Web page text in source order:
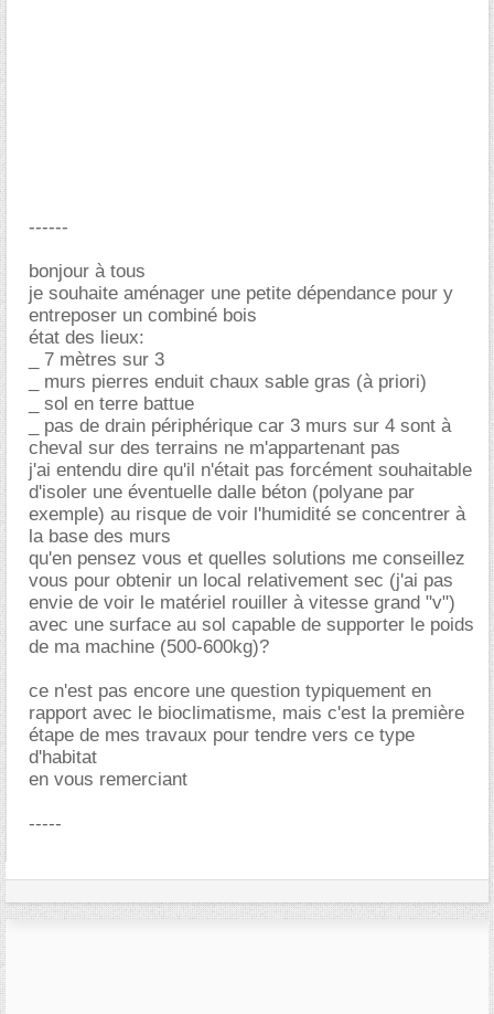
------
bonjour à tous
je souhaite aménager une petite dépendance pour y
entreposer un combiné bois
état des lieux:
_ 7 mètres sur 3
_ murs pierres enduit chaux sable gras (à priori)
_ sol en terre battue
_ pas de drain périphérique car 3 murs sur 4 sont à
cheval sur des terrains ne m'appartenant pas
j'ai entendu dire qu'il n'était pas forcément souhaitable
d'isoler une éventuelle dalle béton (polyane par
exemple) au risque de voir l'humidité se concentrer à
la base des murs
qu'en pensez vous et quelles solutions me conseillez
vous pour obtenir un local relativement sec (j'ai pas
envie de voir le matériel rouiller à vitesse grand "v")
avec une surface au sol capable de supporter le poids
de ma machine (500-600kg)?
ce n'est pas encore une question typiquement en
rapport avec le bioclimatisme, mais c'est la première
étape de mes travaux pour tendre vers ce type
d'habitat
en vous remerciant
-----